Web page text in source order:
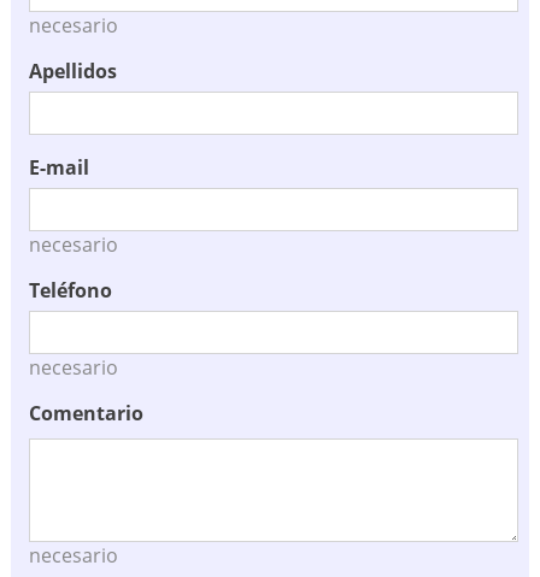
necesario
Apellidos
E-mail
necesario
Teléfono
necesario
Comentario
necesario